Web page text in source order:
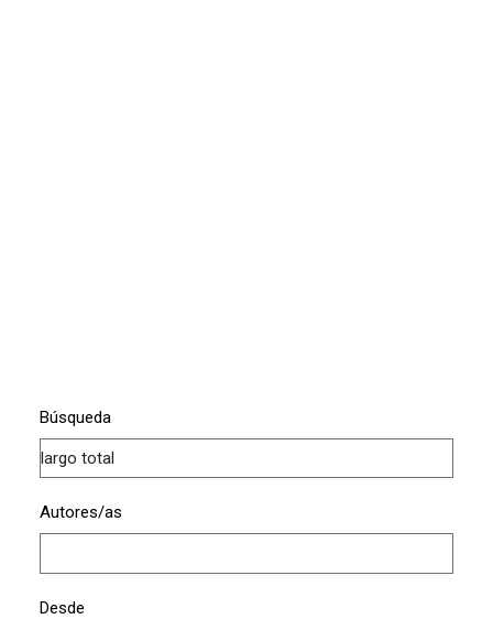
Búsqueda
Autores/as
Desde